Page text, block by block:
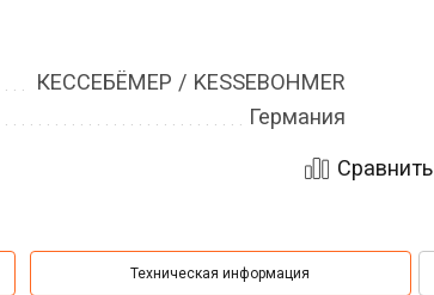
КЕССЕБЁМЕР / KESSEBOHMER
Германия
Сравнить
Техническая информация